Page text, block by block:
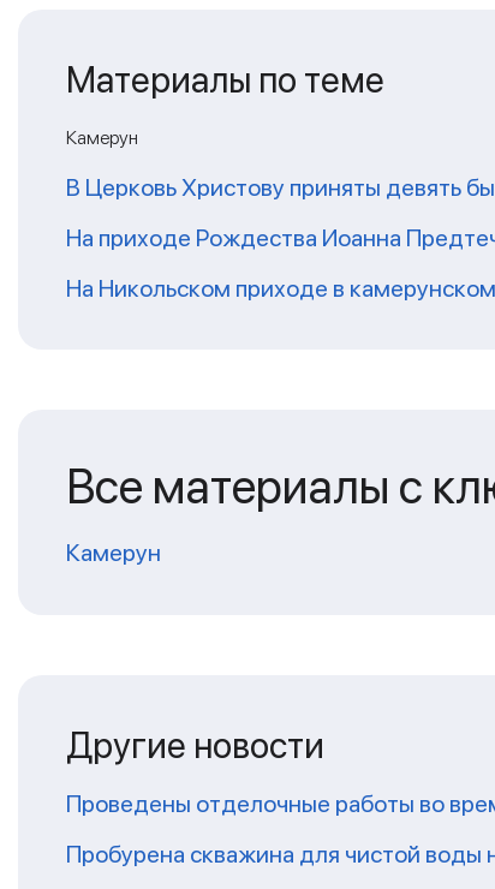
Материалы по теме
Камерун
В Церковь Христову приняты девять
На приходе Рождества Иоанна
На Никольском приходе в
Все материалы с
Камерун
Другие новости
Проведены отделочные работы во
Пробурена скважина для чистой воды